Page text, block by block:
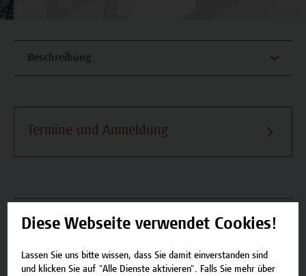
Beschreibung
Termine und Anmeldung
Beschreibung
Termine und Anmeldung
Diese Webseite verwendet Cookies!
Lassen Sie uns bitte wissen, dass Sie damit einverstanden sind
und klicken Sie auf "Alle Dienste aktivieren". Falls Sie mehr über